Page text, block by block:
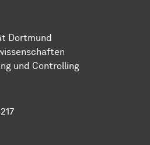
Dortmund
und Controlling